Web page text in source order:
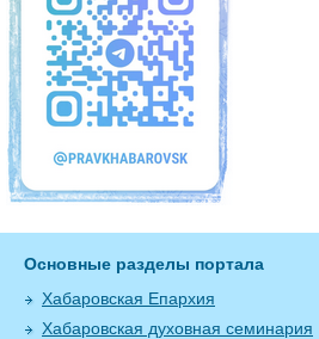
Основные разделы портала
Хабаровская Епархия
Хабаровская духовная семинария